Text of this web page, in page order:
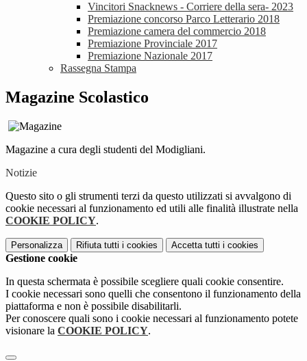
Vincitori Snacknews - Corriere della sera- 2023
Premiazione concorso Parco Letterario 2018
Premiazione camera del commercio 2018
Premiazione Provinciale 2017
Premiazione Nazionale 2017
Rassegna Stampa
Magazine Scolastico
Magazine a cura degli studenti del Modigliani.
Notizie
Questo sito o gli strumenti terzi da questo utilizzati si avvalgono di
cookie necessari al funzionamento ed utili alle finalità illustrate nella
COOKIE POLICY.
Personalizza Rifiuta tutti i cookies Accetta tutti i cookies
Gestione cookie
In questa schermata è possibile scegliere quali cookie consentire.
I cookie necessari sono quelli che consentono il funzionamento della
piattaforma e non è possibile disabilitarli.
Per conoscere quali sono i cookie necessari al funzionamento potete
visionare la COOKIE POLICY.